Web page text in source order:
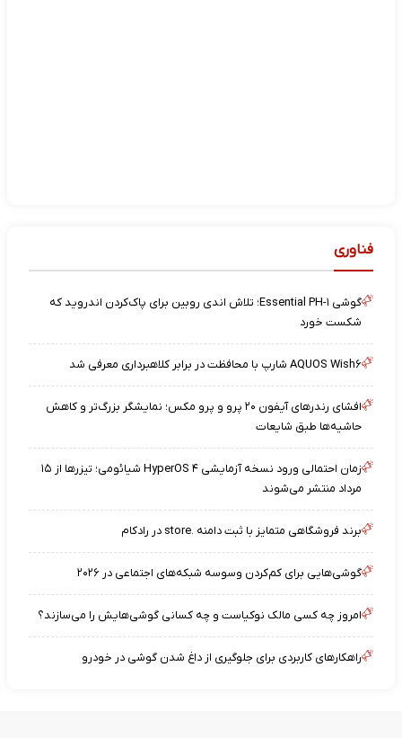
فناوری
گوشی Essential PH-۱؛ تلاش اندی روبین برای پاک‌کردن اندروید که
شکست خورد
AQUOS Wish۶ شارپ با محافظت در برابر کلاهبرداری معرفی شد
افشای رندرهای آیفون ۲۰ پرو و پرو مکس؛ نمایشگر بزرگ‌تر و کاهش
حاشیه‌ها طبق شایعات
زمان احتمالی ورود نسخه آزمایشی HyperOS ۴ شیائومی؛ تیزرها از ۱۵
مرداد منتشر می‌شوند
برند فروشگاهی متمایز با ثبت دامنه .store در رادکام
گوشی‌هایی برای کم‌کردن وسوسه شبکه‌های اجتماعی در ۲۰۲۶
امروز چه کسی مالک نوکیاست و چه کسانی گوشی‌هایش را می‌سازند؟
راهکارهای کاربردی برای جلوگیری از داغ شدن گوشی در خودرو